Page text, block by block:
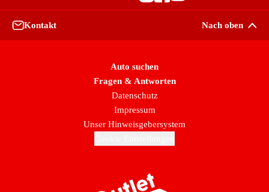
Besuche
Besuche
Besuche
Kontakt Nach oben
Auto suchen
Fragen & Antworten
Datenschutz
Impressum
Unser Hinweisgebersystem
Zur Startseite